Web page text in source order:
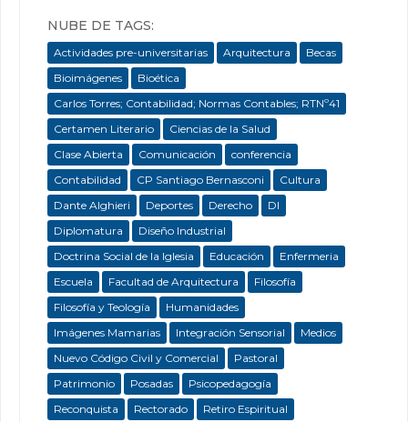
NUBE DE TAGS:
Actividades pre-universitarias Arquitectura
Becas
Bioimágenes
Bioética
Carlos Torres; Contabilidad; Normas Contables; RTNº41
Certamen Literario
Ciencias de la Salud
Clase Abierta
Comunicación
conferencia
Contabilidad
CP Santiago Bernasconi
Cultura
Dante Alghieri
Deportes Derecho
DI
Diplomatura
Diseño Industrial
Doctrina Social de la Iglesia
Educación
Enfermeria
Escuela
Facultad de Arquitectura
Filosofía
Filosofía y Teología
Humanidades
Imágenes Mamarias
Integración Sensorial
Medios
Nuevo Código Civil y Comercial
Pastoral
Patrimonio
Posadas
Psicopedagogía
Reconquista
Rectorado
Retiro Espiritual